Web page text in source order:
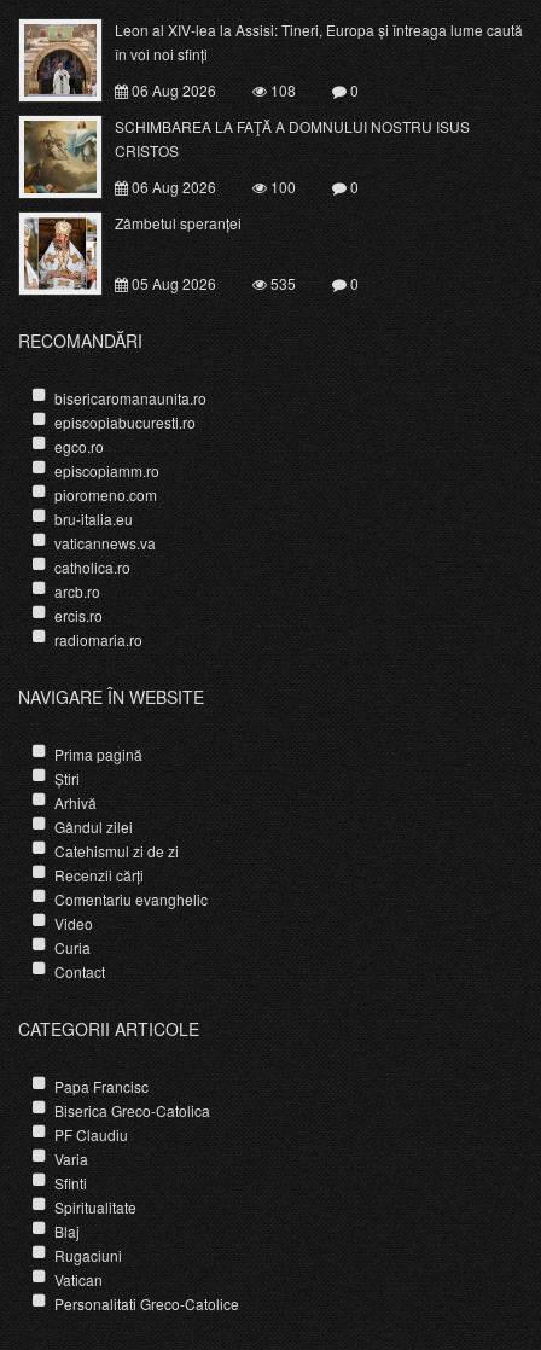
Leon al XIV-lea la Assisi: Tineri, Europa și întreaga lume caută
în voi noi sfinți
06 Aug 2026
108
0
SCHIMBAREA LA FAŢĂ A DOMNULUI NOSTRU ISUS
CRISTOS
06 Aug 2026
100
0
Zâmbetul speranței
05 Aug 2026 535 0
RECOMANDĂRI
bisericaromanaunita.ro
episcopiabucuresti.ro
egco.ro
episcopiamm.ro
pioromeno.com
bru-italia.eu
vaticannews.va
catholica.ro
arcb.ro
ercis.ro
radiomaria.ro
NAVIGARE ÎN WEBSITE
Prima pagină
Știri
Arhivă
Gândul zilei
Catehismul zi de zi
Recenzii cărți
Comentariu evanghelic
Video
Curia
Contact
CATEGORII ARTICOLE
Papa Francisc
Biserica Greco-Catolica
PF Claudiu
Varia
Sfinti
Spiritualitate
Blaj
Rugaciuni
Vatican
Personalitati Greco-Catolice